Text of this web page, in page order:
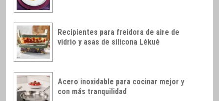
Recipientes para freidora de aire de
vidrio y asas de silicona Lékué
Acero inoxidable para cocinar mejor y
con más tranquilidad